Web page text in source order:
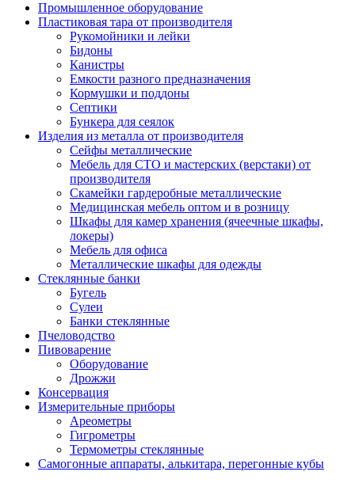
Промышленное оборудование
Пластиковая тара от производителя
Рукомойники и лейки
Бидоны
Канистры
Емкости разного предназначения
Кормушки и поддоны
Септики
Бункера для сеялок
Изделия из металла от производителя
Сейфы металлические
Мебель для СТО и мастерских (верстаки) от
производителя
Скамейки гардеробные металлические
Медицинская мебель оптом и в розницу
Шкафы для камер хранения (ячеечные шкафы,
локеры)
Мебель для офиса
Металлические шкафы для одежды
Стеклянные банки
Бугель
Сулеи
Банки стеклянные
Пчеловодство
Пивоварение
Оборудование
Дрожжи
Консервация
Измерительные приборы
Ареометры
Гигрометры
Термометры стеклянные
Самогонные аппараты, алькитара, перегонные кубы